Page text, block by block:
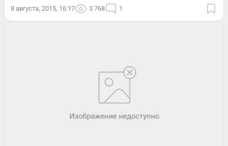
8 августа, 2015, 16:17 3 768 1